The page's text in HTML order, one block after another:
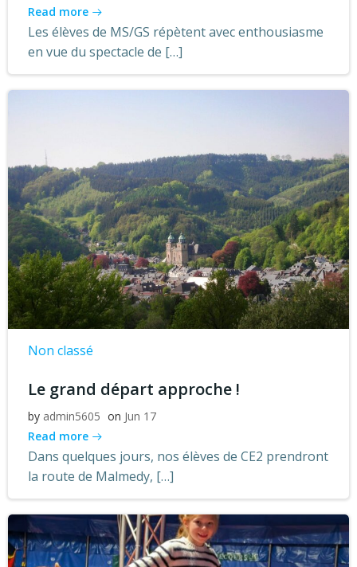
Read more
Les élèves de MS/GS répètent avec enthousiasme
en vue du spectacle de […]
Non classé
Le grand départ approche !
by admin5605 on Jun 17
Read more
Dans quelques jours, nos élèves de CE2 prendront
la route de Malmedy, […]